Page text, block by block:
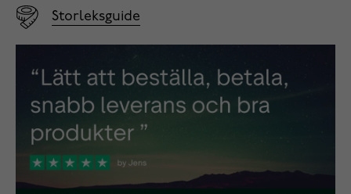
Storleksguide